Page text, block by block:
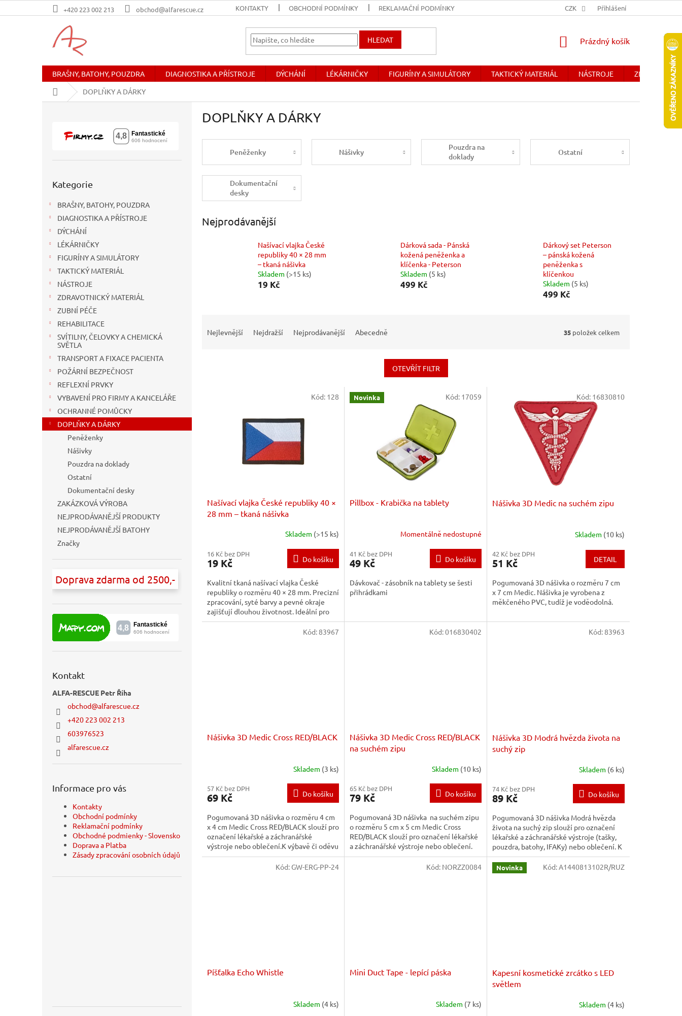
na
+420 223 002 213 obchod@alfarescue.cz KONTAKTY OBCHODNÍ PODMÍNKY REKLAMAČNÍ PODMÍNKY OBCHODNÉ PODMIENKY - SLOVENSKO DOPRAVA A PLATBA
CZK Přihlášení
HLEDAT
NÁKUPNÍ
Prázdný košík
BRAŠNY, BATOHY, POUZDRA DIAGNOSTIKA A PŘÍSTROJE DÝCHÁNÍ LÉKÁRNIČKY FIGURÍNY A SIMULÁTORY TAKTICKÝ MATERIÁL NÁSTROJE
Domů
DOPLŇKY A DÁRKY
kategorie
Kategorie
BRAŠNY, BATOHY, POUZDRA
DIAGNOSTIKA A PŘÍSTROJE
DÝCHÁNÍ
LÉKÁRNIČKY
FIGURÍNY A SIMULÁTORY
TAKTICKÝ MATERIÁL
NÁSTROJE
ZDRAVOTNICKÝ MATERIÁL
ZUBNÍ PÉČE
REHABILITACE
SVÍTILNY, ČELOVKY A CHEMICKÁ
SVĚTLA
TRANSPORT A FIXACE PACIENTA
POŽÁRNÍ BEZPEČNOST
REFLEXNÍ PRVKY
VYBAVENÍ PRO FIRMY A KANCELÁŘE
OCHRANNÉ POMŮCKY
DOPLŇKY A DÁRKY
Peněženky
Nášivky
Pouzdra na doklady
Ostatní
Dokumentační desky
ZAKÁZKOVÁ VÝROBA
NEJPRODÁVANĚJŠÍ PRODUKTY
NEJPRODÁVANĚJŠÍ BATOHY
Značky
Doprava zdarma od 2500,-
Kontakt
ALFA-RESCUE Petr Říha
obchod@alfarescue.cz
+420 223 002 213
603976523
alfarescue.cz
Informace pro vás
Kontakty
Obchodní podmínky
Reklamační podmínky
Obchodné podmienky - Slovensko
Doprava a Platba
Zásady zpracování osobních údajů
DOPLŇKY A DÁRKY
Peněženky Nášivky
Pouzdra na
doklady
Ostatní
Dokumentační
desky
Nejprodávanější
Našívací vlajka České
republiky 40 × 28 mm
– tkaná nášivka
Skladem (>15 ks)
19 Kč
Dárková sada - Pánská
kožená peněženka a
klíčenka - Peterson
Skladem (5 ks)
499 Kč
Dárkový set Peterson
– pánská kožená
peněženka s
klíčenkou
Skladem (5 ks)
499 Kč
Nejlevnější Nejdražší Nejprodávanější Abecedně 35 položek celkem
OTEVŘÍT FILTR
Našívací vlajka České republiky 40 ×
28 mm – tkaná nášivka
Skladem (>15 ks)
16 Kč bez DPH
19 Kč Do košíku
Kvalitní tkaná našívací vlajka České
republiky o rozměru 40 × 28 mm. Precizní
zpracování, syté barvy a pevné okraje
zajišťují dlouhou životnost. Ideální pro
pracovní, taktický i...
Kód: 128 Novinka
Pillbox - Krabička na tablety
Momentálně nedostupné
41 Kč bez DPH
49 Kč Do košíku
Dávkovač - zásobník na tablety se šesti
přihrádkami
Kód: 17059
Nášivka 3D Medic na suchém zipu
Skladem (10 ks)
42 Kč bez DPH
51 Kč DETAIL
Pogumovaná 3D nášivka o rozměru 7 cm
x 7 cm Medic. Nášivka je vyrobena z
měkčeného PVC, tudíž je voděodolná.
Kód: 16830810
Nášivka 3D Medic Cross RED/BLACK
Skladem (3 ks)
57 Kč bez DPH
69 Kč Do košíku
Pogumovaná 3D nášivka o rozměru 4 cm
x 4 cm Medic Cross RED/BLACK slouží pro
označení lékařské a záchranářské
výstroje nebo oblečení.K výbavě či oděvu
se uchycuje přišitím....
Kód:83967
Nášivka 3D Medic Cross RED/BLACK
na suchém zipu
Skladem (10 ks)
65 Kč bez DPH
79 Kč Do košíku
Pogumovaná 3D nášivka na suchém zipu
o rozměru 5 cm x 5 cm Medic Cross
RED/BLACK slouží pro označení lékařské
a záchranářské výstroje nebo oblečení.
Nášivka je vyrobena z...
Kód:016830402
Nášivka 3D Modrá hvězda života na
suchý zip
Skladem (6 ks)
74 Kč bez DPH
89 Kč Do košíku
Pogumovaná 3D nášivka Modrá hvězda
života na suchý zip slouží pro označení
lékařské a záchranářské výstroje (tašky,
pouzdra, batohy, IFAKy) nebo oblečení. K
výbavě či oděvu se...
Kód:83963
Píšťalka Echo Whistle
Skladem (4 ks)
Kód: GW-ERG-PP-24
Mini Duct Tape - lepící páska
Skladem (7 ks)
Kód: NORZZ0084 Novinka
Kapesní kosmetické zrcátko s LED
světlem
Skladem (4 ks)
Kód:A1440813102R/RUZ